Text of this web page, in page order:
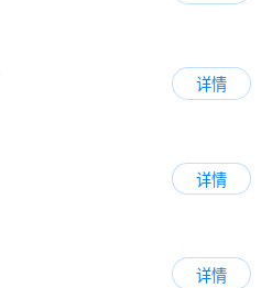
详情
详情
详情